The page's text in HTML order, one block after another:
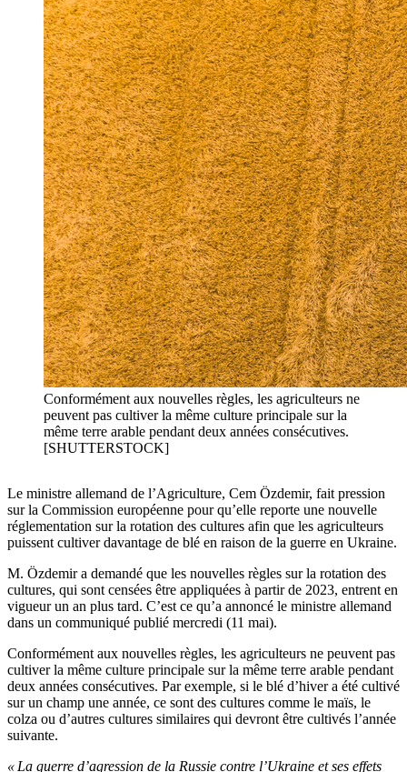
Conformément aux nouvelles règles, les agriculteurs ne
peuvent pas cultiver la même culture principale sur la
même terre arable pendant deux années consécutives.
[SHUTTERSTOCK]
Le ministre allemand de l’Agriculture, Cem Özdemir, fait pression
sur la Commission européenne pour qu’elle reporte une nouvelle
réglementation sur la rotation des cultures afin que les agriculteurs
puissent cultiver davantage de blé en raison de la guerre en Ukraine.
M. Özdemir a demandé que les nouvelles règles sur la rotation des
cultures, qui sont censées être appliquées à partir de 2023, entrent en
vigueur un an plus tard. C’est ce qu’a annoncé le ministre allemand
dans un communiqué publié mercredi (11 mai).
Conformément aux nouvelles règles, les agriculteurs ne peuvent pas
cultiver la même culture principale sur la même terre arable pendant
deux années consécutives. Par exemple, si le blé d’hiver a été cultivé
sur un champ une année, ce sont des cultures comme le maïs, le
colza ou d’autres cultures similaires qui devront être cultivés l’année
suivante.
« La guerre d’agression de la Russie contre l’Ukraine et ses effets